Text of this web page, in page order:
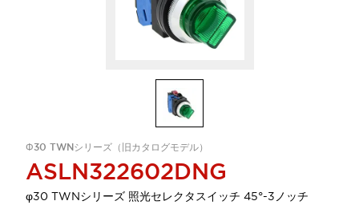
Φ30 TWNシリーズ（旧カタログモデル）
ASLN322602DNG
φ30 TWNシリーズ 照光セレクタスイッチ 45°-3ノッチ